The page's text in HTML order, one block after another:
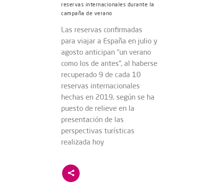
reservas internacionales durante la
campaña de verano
Las reservas confirmadas
para viajar a España en julio y
agosto anticipan “un verano
como los de antes”, al haberse
recuperado 9 de cada 10
reservas internacionales
hechas en 2019, según se ha
puesto de relieve en la
presentación de las
perspectivas turísticas
realizada hoy